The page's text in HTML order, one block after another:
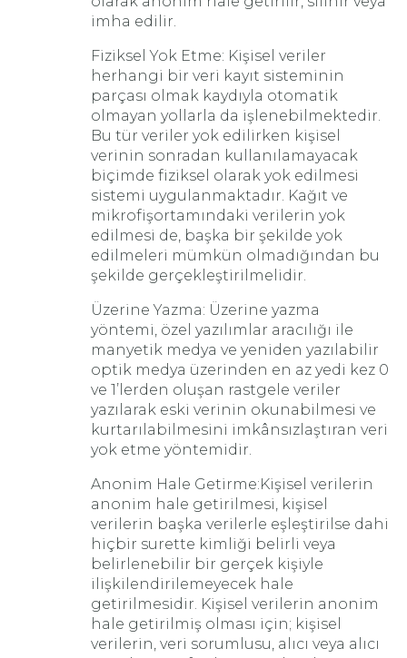
imha edilir.
Fiziksel Yok Etme: Kişisel veriler
herhangi bir veri kayıt sisteminin
parçası olmak kaydıyla otomatik
olmayan yollarla da işlenebilmektedir.
Bu tür veriler yok edilirken kişisel
verinin sonradan kullanılamayacak
biçimde fiziksel olarak yok edilmesi
sistemi uygulanmaktadır. Kağıt ve
mikrofişortamındaki verilerin yok
edilmesi de, başka bir şekilde yok
edilmeleri mümkün olmadığından bu
şekilde gerçekleştirilmelidir.
Üzerine Yazma: Üzerine yazma
yöntemi, özel yazılımlar aracılığı ile
manyetik medya ve yeniden yazılabilir
optik medya üzerinden en az yedi kez 0
ve 1’lerden oluşan rastgele veriler
yazılarak eski verinin okunabilmesi ve
kurtarılabilmesini imkânsızlaştıran veri
yok etme yöntemidir.
Anonim Hale Getirme:Kişisel verilerin
anonim hale getirilmesi, kişisel
verilerin başka verilerle eşleştirilse dahi
hiçbir surette kimliği belirli veya
belirlenebilir bir gerçek kişiyle
ilişkilendirilemeyecek hale
getirilmesidir. Kişisel verilerin anonim
hale getirilmiş olması için; kişisel
verilerin, veri sorumlusu, alıcı veya alıcı